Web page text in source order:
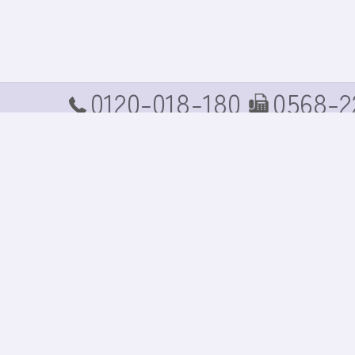
0120-018-180 0568-